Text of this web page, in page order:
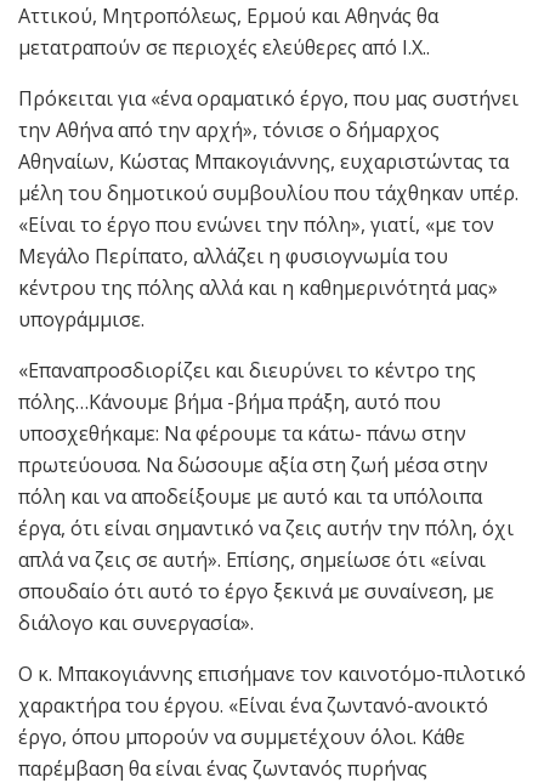
Αττικού, Μητροπόλεως, Ερμού και Αθηνάς θα
μετατραπούν σε περιοχές ελεύθερες από Ι.Χ..
Πρόκειται για «ένα οραματικό έργο, που μας συστήνει
την Αθήνα από την αρχή», τόνισε ο δήμαρχος
Αθηναίων, Κώστας Μπακογιάννης, ευχαριστώντας τα
μέλη του δημοτικού συμβουλίου που τάχθηκαν υπέρ.
«Είναι το έργο που ενώνει την πόλη», γιατί, «με τον
Μεγάλο Περίπατο, αλλάζει η φυσιογνωμία του
κέντρου της πόλης αλλά και η καθημερινότητά μας»
υπογράμμισε.
«Επαναπροσδιορίζει και διευρύνει το κέντρο της
πόλης…Κάνουμε βήμα -βήμα πράξη, αυτό που
υποσχεθήκαμε: Να φέρουμε τα κάτω- πάνω στην
πρωτεύουσα. Να δώσουμε αξία στη ζωή μέσα στην
πόλη και να αποδείξουμε με αυτό και τα υπόλοιπα
έργα, ότι είναι σημαντικό να ζεις αυτήν την πόλη, όχι
απλά να ζεις σε αυτή». Επίσης, σημείωσε ότι «είναι
σπουδαίο ότι αυτό το έργο ξεκινά με συναίνεση, με
διάλογο και συνεργασία».
Ο κ. Μπακογιάννης επισήμανε τον καινοτόμο-πιλοτικό
χαρακτήρα του έργου. «Είναι ένα ζωντανό-ανοικτό
έργο, όπου μπορούν να συμμετέχουν όλοι. Κάθε
παρέμβαση θα είναι ένας ζωντανός πυρήνας